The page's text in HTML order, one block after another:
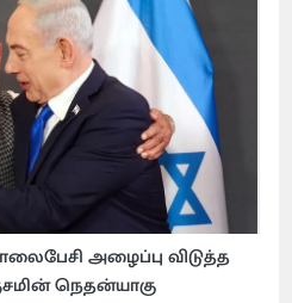
அழைப்பு விடுத்த
நெதன்யாகு